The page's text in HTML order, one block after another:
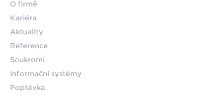
O firmě
Kariéra
Aktuality
Reference
Soukromí
Informační systémy
Poptávka